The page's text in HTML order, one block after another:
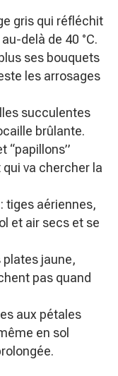
gris qui réfléchit
delà de 40 °C.
ses bouquets
les arrosages
succulentes
brûlante.
“papillons”
va chercher la
: tiges aériennes,
et air secs et se
plates jaune,
pas quand
aux pétales
en sol